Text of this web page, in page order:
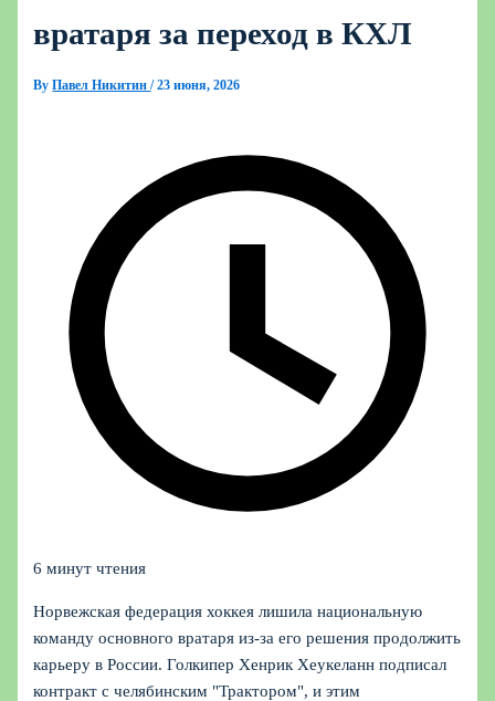
вратаря за переход в КХЛ
ByПавел Никитин/23 июня, 2026
6 минут чтения
Норвежская федерация хоккея лишила национальную
команду основного вратаря из‑за его решения продолжить
карьеру в России. Голкипер Хенрик Хеукеланн подписал
контракт с челябинским "Трактором", и этим